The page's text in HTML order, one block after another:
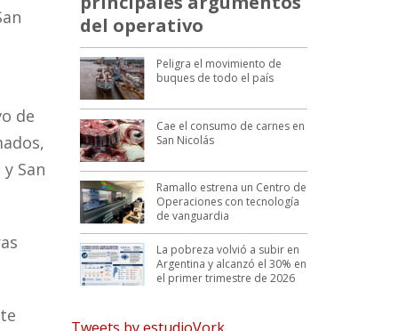
de
San
del operativo
Peligra el movimiento de
buques de todo el país
Cae el consumo de carnes en
San Nicolás
Ramallo estrena un Centro de
Operaciones con tecnología
de vanguardia
La pobreza volvió a subir en
Argentina y alcanzó el 30% en
el primer trimestre de 2026